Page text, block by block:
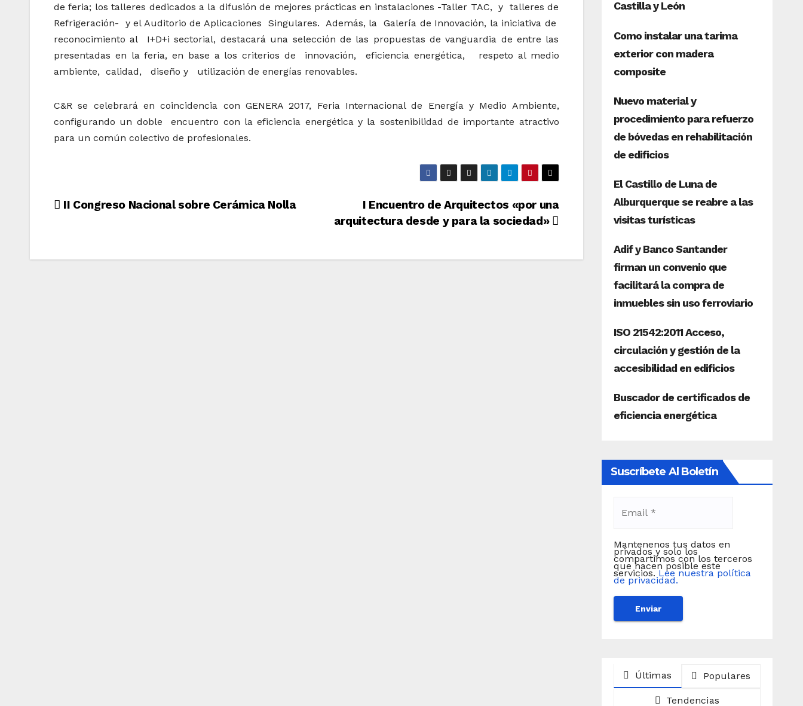
de feria; los talleres dedicados a la difusión de mejores prácticas en instalaciones -Taller TAC, y talleres de
Refrigeración- y el Auditorio de Aplicaciones Singulares. Además, la Galería de Innovación, la iniciativa de
reconocimiento al I+D+i sectorial, destacará una selección de las propuestas de vanguardia de entre las
presentadas en la feria, en base a los criterios de innovación, eficiencia energética, respeto al medio
ambiente, calidad, diseño y utilización de energías renovables.
C&R se celebrará en coincidencia con GENERA 2017, Feria Internacional de Energía y Medio Ambiente,
configurando un doble encuentro con la eficiencia energética y la sostenibilidad de importante atractivo
para un común colectivo de profesionales.
Navegación
entradas
I Encuentro de Arquitectos «por una
arquitectura desde y para la sociedad»
II Congreso Nacional sobre Cerámica Nolla
Suscríbete Al Boletín
Mantenenos tus datos en
privados y solo los
compartimos con los terceros
que hacen posible este
servicios. Lee nuestra política
de privacidad.
Últimas Populares
Tendencias